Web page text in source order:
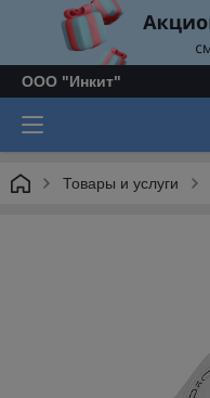
ООО "Инкит"
Товары и услуги